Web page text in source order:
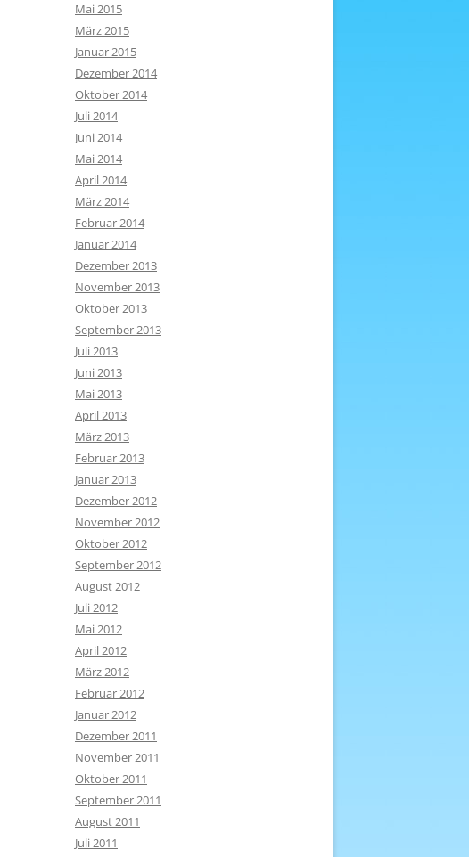
Mai 2015
März 2015
Januar 2015
Dezember 2014
Oktober 2014
Juli 2014
Juni 2014
Mai 2014
April 2014
März 2014
Februar 2014
Januar 2014
Dezember 2013
November 2013
Oktober 2013
September 2013
Juli 2013
Juni 2013
Mai 2013
April 2013
März 2013
Februar 2013
Januar 2013
Dezember 2012
November 2012
Oktober 2012
September 2012
August 2012
Juli 2012
Mai 2012
April 2012
März 2012
Februar 2012
Januar 2012
Dezember 2011
November 2011
Oktober 2011
September 2011
August 2011
Juli 2011